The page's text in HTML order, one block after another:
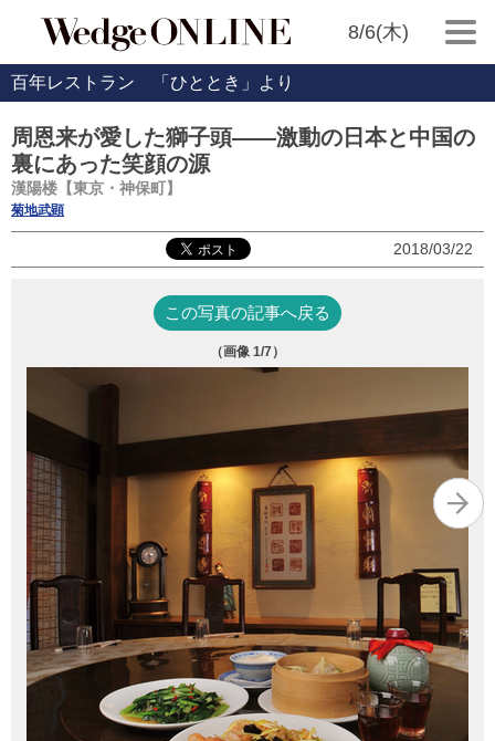
8/6(木)
百年レストラン 「ひととき」より
周恩来が愛した獅子頭――激動の日本と中国の
裏にあった笑顔の源
漢陽楼【東京・神保町】
菊地武顕
2018/03/22
この写真の記事へ戻る
（画像 1/7）